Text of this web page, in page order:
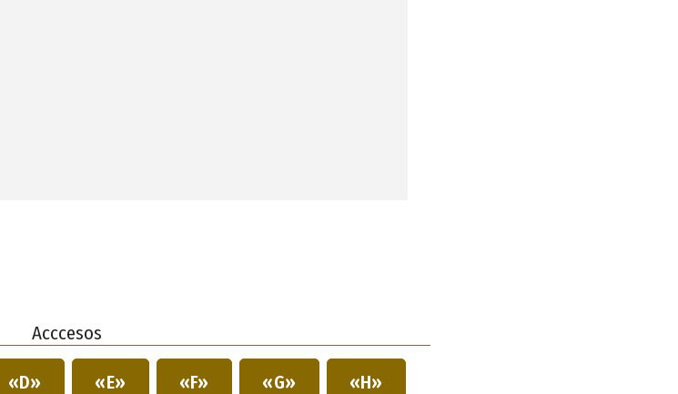
Acccesos
«D» «E» «F» «G» «H»